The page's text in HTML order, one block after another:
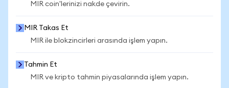
MIR coin'lerinizi nakde çevirin.
MIR Takas Et
MIR ile blokzincirleri arasında işlem yapın.
Tahmin Et
MIR ve kripto tahmin piyasalarında işlem yapın.